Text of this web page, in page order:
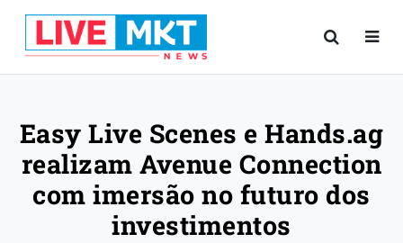
Easy Live Scenes e Hands.ag
realizam Avenue Connection
com imersão no futuro dos
investimentos